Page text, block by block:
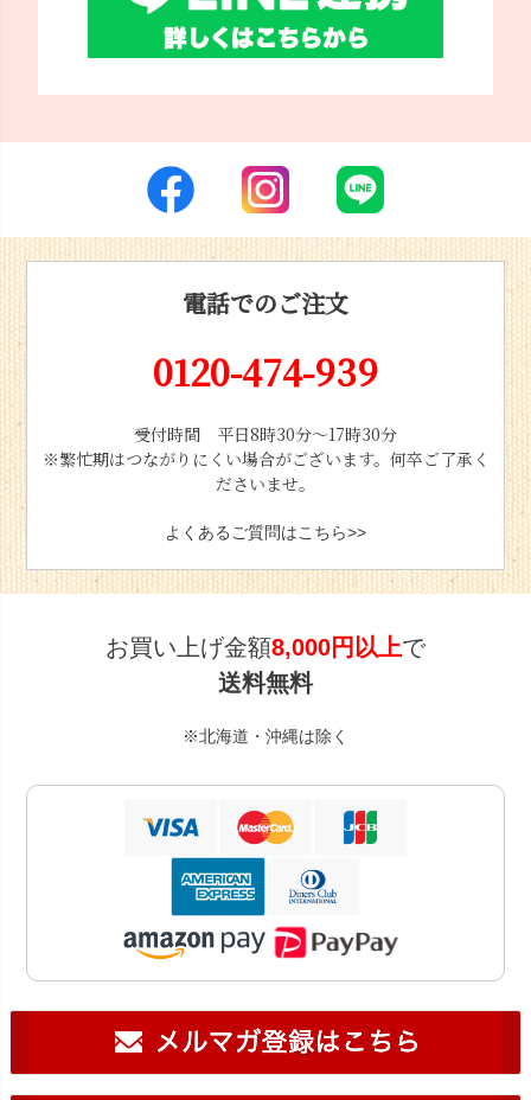
電話でのご注文
0120-474-939
受付時間 平日8時30分〜17時30分
※繁忙期はつながりにくい場合がございます。何卒ご了承く
ださいませ。
よくあるご質問はこちら>>
お買い上げ金額8,000円以上で
送料無料
※北海道・沖縄は除く